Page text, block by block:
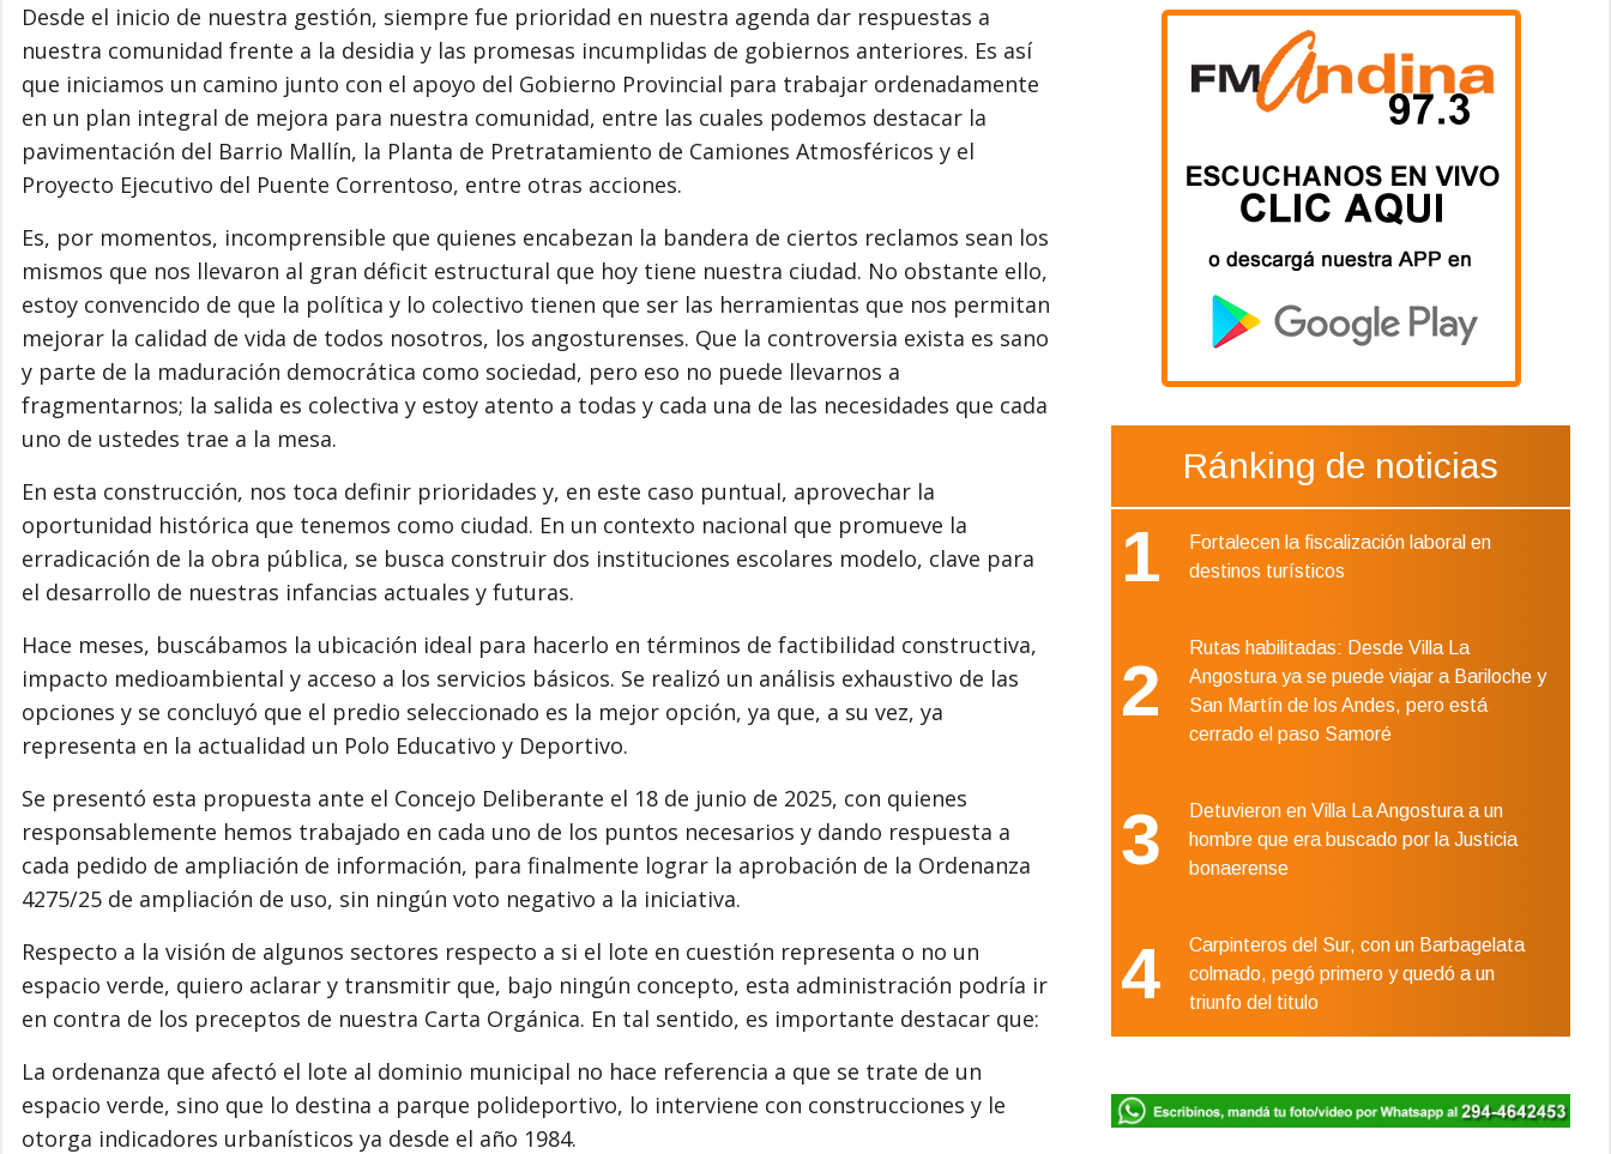
Desde el inicio de nuestra gestión, siempre fue prioridad en nuestra agenda dar respuestas a
nuestra comunidad frente a la desidia y las promesas incumplidas de gobiernos anteriores. Es así
que iniciamos un camino junto con el apoyo del Gobierno Provincial para trabajar ordenadamente
en un plan integral de mejora para nuestra comunidad, entre las cuales podemos destacar la
pavimentación del Barrio Mallín, la Planta de Pretratamiento de Camiones Atmosféricos y el
Proyecto Ejecutivo del Puente Correntoso, entre otras acciones.
Es, por momentos, incomprensible que quienes encabezan la bandera de ciertos reclamos sean los
mismos que nos llevaron al gran déficit estructural que hoy tiene nuestra ciudad. No obstante ello,
estoy convencido de que la política y lo colectivo tienen que ser las herramientas que nos permitan
mejorar la calidad de vida de todos nosotros, los angosturenses. Que la controversia exista es sano
y parte de la maduración democrática como sociedad, pero eso no puede llevarnos a
fragmentarnos; la salida es colectiva y estoy atento a todas y cada una de las necesidades que cada
uno de ustedes trae a la mesa.
En esta construcción, nos toca definir prioridades y, en este caso puntual, aprovechar la
oportunidad histórica que tenemos como ciudad. En un contexto nacional que promueve la
erradicación de la obra pública, se busca construir dos instituciones escolares modelo, clave para
el desarrollo de nuestras infancias actuales y futuras.
Hace meses, buscábamos la ubicación ideal para hacerlo en términos de factibilidad constructiva,
impacto medioambiental y acceso a los servicios básicos. Se realizó un análisis exhaustivo de las
opciones y se concluyó que el predio seleccionado es la mejor opción, ya que, a su vez, ya
representa en la actualidad un Polo Educativo y Deportivo.
Se presentó esta propuesta ante el Concejo Deliberante el 18 de junio de 2025, con quienes
responsablemente hemos trabajado en cada uno de los puntos necesarios y dando respuesta a
cada pedido de ampliación de información, para finalmente lograr la aprobación de la Ordenanza
4275/25 de ampliación de uso, sin ningún voto negativo a la iniciativa.
Respecto a la visión de algunos sectores respecto a si el lote en cuestión representa o no un
espacio verde, quiero aclarar y transmitir que, bajo ningún concepto, esta administración podría ir
en contra de los preceptos de nuestra Carta Orgánica. En tal sentido, es importante destacar que:
La ordenanza que afectó el lote al dominio municipal no hace referencia a que se trate de un
espacio verde, sino que lo destina a parque polideportivo, lo interviene con construcciones y le
otorga indicadores urbanísticos ya desde el año 1984.
Ránking de noticias
1
Fortalecen la fiscalización laboral en
destinos turísticos
2
Rutas habilitadas: Desde Villa La
Angostura ya se puede viajar a Bariloche y
San Martín de los Andes, pero está
cerrado el paso Samoré
3
Detuvieron en Villa La Angostura a un
hombre que era buscado por la Justicia
bonaerense
4
Carpinteros del Sur, con un Barbagelata
colmado, pegó primero y quedó a un
triunfo del titulo